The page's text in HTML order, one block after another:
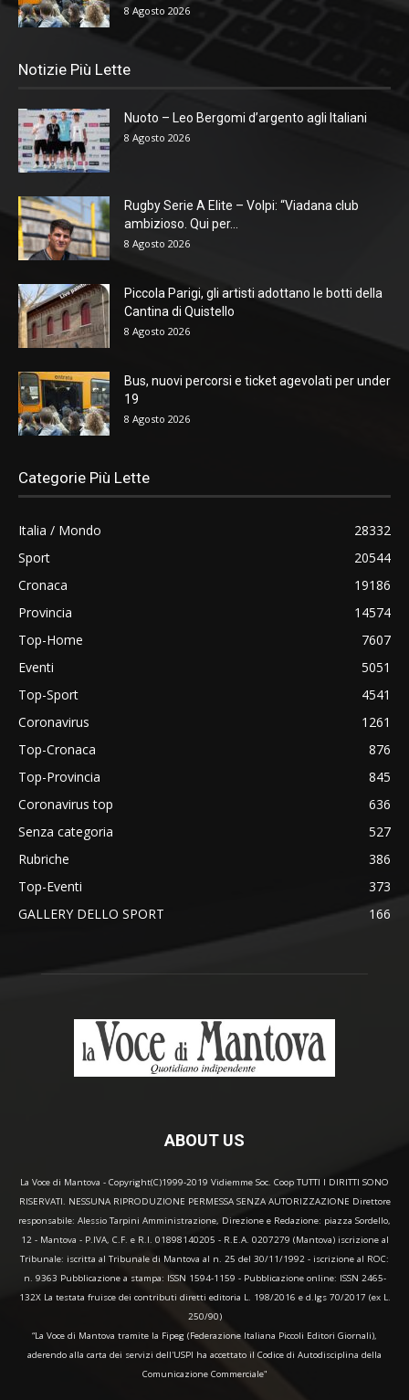
8 Agosto 2026
Notizie Più Lette
Nuoto – Leo Bergomi d’argento agli Italiani
8 Agosto 2026
Rugby Serie A Elite – Volpi: “Viadana club
ambizioso. Qui per...
8 Agosto 2026
Piccola Parigi, gli artisti adottano le botti della
Cantina di Quistello
8 Agosto 2026
Bus, nuovi percorsi e ticket agevolati per under
19
8 Agosto 2026
Categorie Più Lette
Italia / Mondo
28332
Sport
20544
Cronaca
19186
Provincia
14574
Top-Home
7607
Eventi
5051
Top-Sport
4541
Coronavirus
1261
Top-Cronaca
876
Top-Provincia
845
Coronavirus top
636
Senza categoria
527
Rubriche
386
Top-Eventi
373
GALLERY DELLO SPORT
166
ABOUT US
La Voce di Mantova - Copyright(C)1999-2019 Vidiemme Soc. Coop TUTTI I DIRITTI SONO
RISERVATI. NESSUNA RIPRODUZIONE PERMESSA SENZA AUTORIZZAZIONE Direttore
responsabile: Alessio Tarpini Amministrazione, Direzione e Redazione: piazza Sordello,
12 - Mantova - P.IVA, C.F. e R.I. 01898140205 - R.E.A. 0207279 (Mantova) iscrizione al
Tribunale: iscritta al Tribunale di Mantova al n. 25 del 30/11/1992 - iscrizione al ROC:
n. 9363 Pubblicazione a stampa: ISSN 1594-1159 - Pubblicazione online: ISSN 2465-
132X La testata fruisce dei contributi diretti editoria L. 198/2016 e d.lgs 70/2017 (ex L.
250/90)
“La Voce di Mantova tramite la Fipeg (Federazione Italiana Piccoli Editori Giornali),
aderendo alla carta dei servizi dell'USPI ha accettato il Codice di Autodisciplina della
Comunicazione Commerciale"